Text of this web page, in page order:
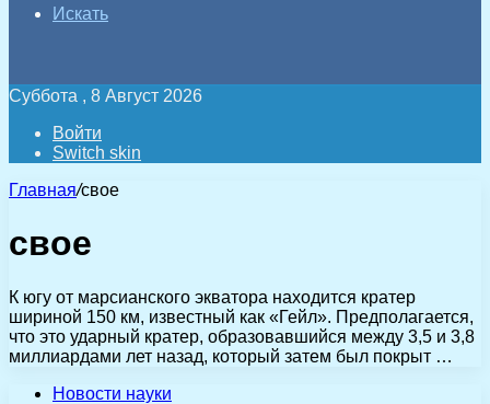
Искать
Суббота , 8 Август 2026
Войти
Switch skin
Главная/свое
свое
К югу от марсианского экватора находится кратер
шириной 150 км, известный как «Гейл». Предполагается,
что это ударный кратер, образовавшийся между 3,5 и 3,8
миллиардами лет назад, который затем был покрыт …
Новости науки